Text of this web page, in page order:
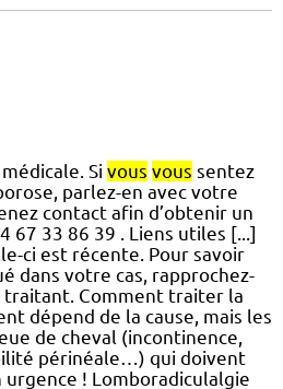
Si vous vous sentez
parlez-en avec votre
contact afin d’obtenir un
67 33 86 39 . Liens utiles [...]
ci est récente. Pour savoir
dans votre cas, rapprochez-
traitant. Comment traiter la
dépend de la cause, mais les
de cheval (incontinence,
périnéale…) qui doivent
! Lomboradiculalgie